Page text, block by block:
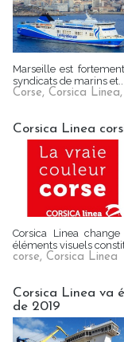
Marseille est
syndicats de marins et...
Corse, Corsica Linea,
Corsica Linea
Corsica Linea
éléments visuels
corse, Corsica Linea
Corsica Linea va
de 2019